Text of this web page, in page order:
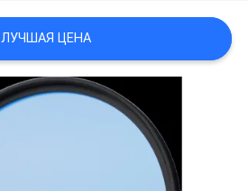
ЛУЧШАЯ ЦЕНА